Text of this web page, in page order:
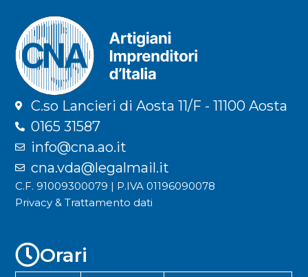
C.so Lancieri di Aosta 11/F - 11100 Aosta
0165 31587
info@cna.ao.it
cna.vda@legalmail.it
C.F. 91009300079 | P.IVA 01196090078
Privacy & Trattamento dati
Orari